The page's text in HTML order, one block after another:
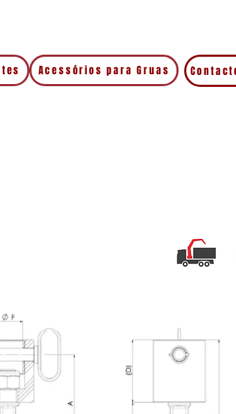
Acessórios para Gruas